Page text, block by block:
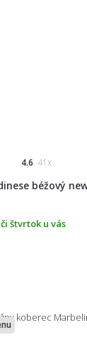
4.6 41x
béžový
štvrtok u vás